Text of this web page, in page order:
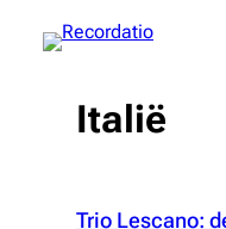
naar
Italië
Trio Lescano: